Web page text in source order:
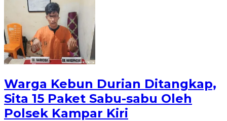
Warga Kebun Durian Ditangkap,
Sita 15 Paket Sabu-sabu Oleh
Polsek Kampar Kiri